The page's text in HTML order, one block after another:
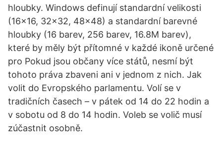
hloubky. Windows definují standardní velikosti
(16x16, 32x32, 48x48) a standardní barevné
hloubky (16 barev, 256 barev, 16.8M barev),
které by měly být přítomné v každé ikoně určené
pro Pokud jsou občany více států, nesmí být
tohoto práva zbaveni ani v jednom z nich. Jak
volit do Evropského parlamentu. Volí se v
tradičních časech – v pátek od 14 do 22 hodin a
v sobotu od 8 do 14 hodin. Voleb se volič musí
zúčastnit osobně.